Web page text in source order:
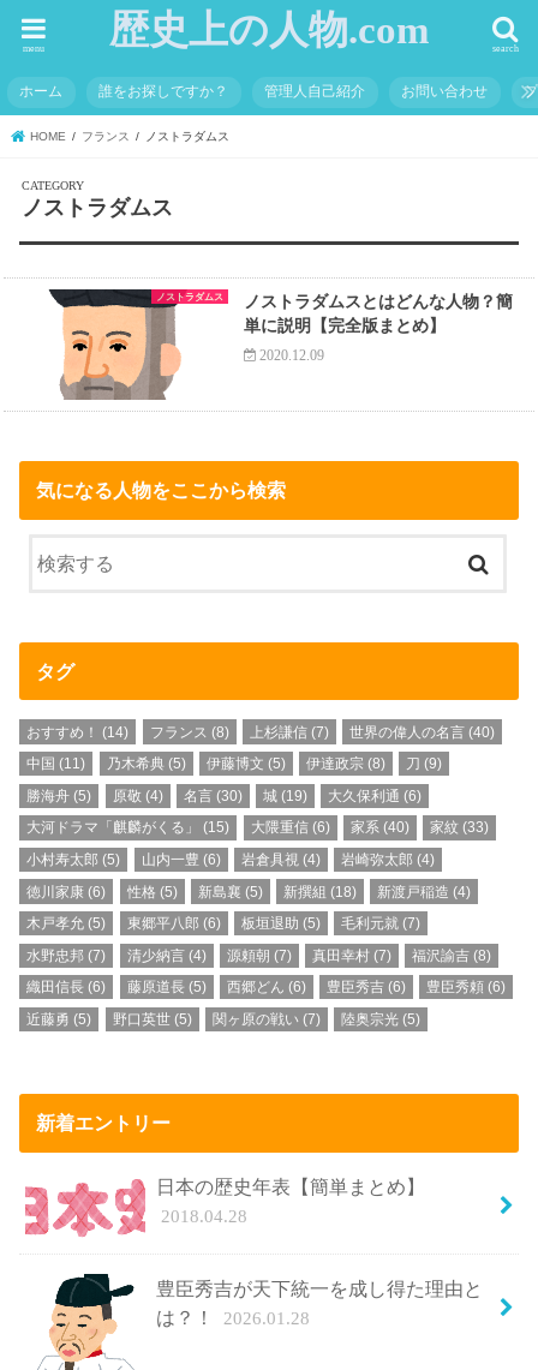
歴史上の人物.com search
menu
ホーム 誰をお探しですか？ 管理人自己紹介 お問い合わせ
HOME フランス ノストラダムス
ノストラダムス
ノストラダムス
ノストラダムスとはどんな人物？簡
単に説明【完全版まとめ】
2020.12.09
気になる人物をここから検索
タグ
おすすめ！ (14) フランス (8) 上杉謙信(7) 世界の偉人の名言 (40)
中国 (11) 乃木希典(5) 伊藤博文 (5) 伊達政宗 (8) 刀 (9)
勝海舟 (5) 原敬 (4) 名言(30) 城 (19) 大久保利通 (6)
大河ドラマ「麒麟がくる」
(15) 大隈重信(6) 家系(40) 家紋 (33)
小村寿太郎 (5) 山内一豊 (6) 岩倉具視(4) 岩崎弥太郎 (4)
徳川家康 (6) 性格 (5) 新島襄 (5) 新撰組 (18) 新渡戸稲造 (4)
木戸孝允 (5) 東郷平八郎 (6) 板垣退助 (5) 毛利元就 (7)
水野忠邦 (7) 清少納言(4) 源頼朝 (7) 真田幸村 (7) 福沢諭吉 (8)
織田信長 (6) 藤原道長(5) 西郷どん (6) 豊臣秀吉 (6) 豊臣秀頼 (6)
近藤勇 (5) 野口英世(5) 関ヶ原の戦い(7) 陸奥宗光 (5)
新着エントリー
日本の歴史年表【簡単まとめ】
2018.04.28
豊臣秀吉が天下統一を成し得た理由と
は？！
2026.01.28